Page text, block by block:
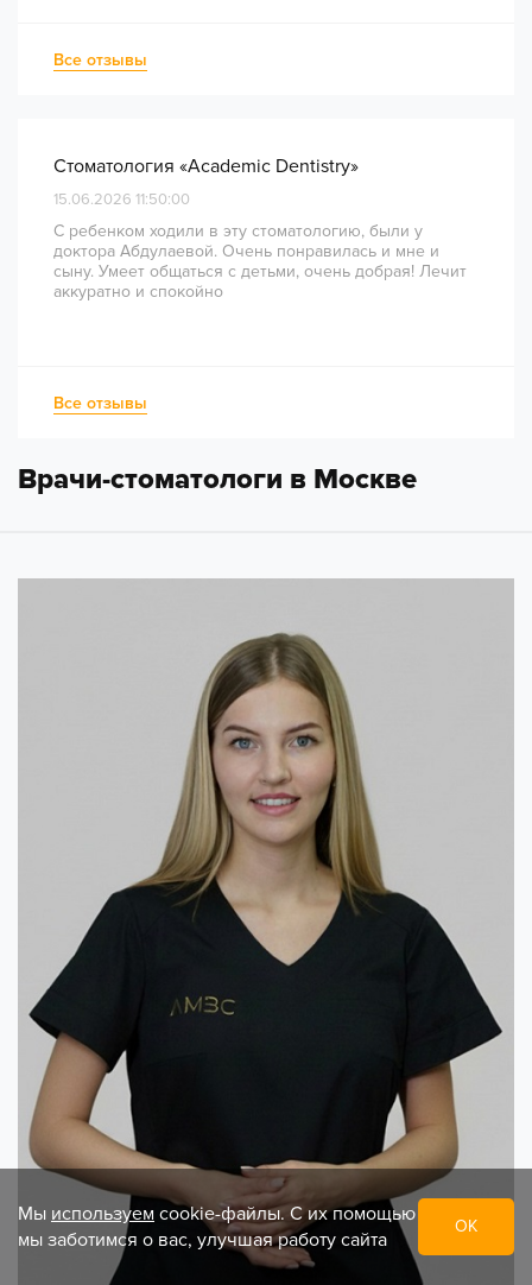
непростое перелечивание каналов прошло
комфортно и безболезненно. Рекомендую всем, кто
Все отзывы
Стоматология «Academic Dentistry»
15.06.2026 11:50:00
С ребенком ходили в эту стоматологию, были у
доктора Абдулаевой. Очень понравилась и мне и
сыну. Умеет общаться с детьми, очень добрая! Лечит
аккуратно и спокойно
Все отзывы
Врачи-стоматологи в Москве
Мы используем cookie-файлы. С их помощью
мы заботимся о вас, улучшая работу сайта
ОК